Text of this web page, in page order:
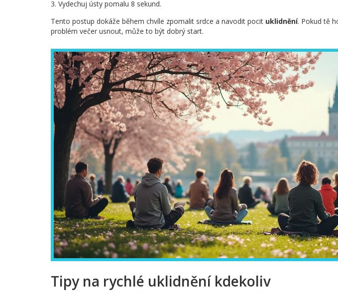
Vydechuj ústy pomalu 8 sekund.
Tento postup dokáže během chvíle zpomalit srdce a navodit pocit uklidnění. Pokud tě
problém večer usnout, může to být dobrý start.
Tipy na rychlé uklidnění kdekoliv